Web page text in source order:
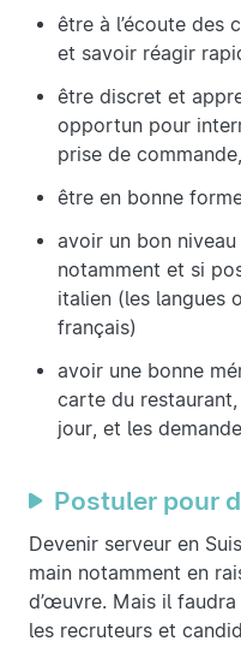
être à l’écoute des
et savoir réagir
être discret et
opportun pour
prise de
être en bonne
avoir un bon
notamment et si
italien (les langues
français)
avoir une bonne
carte du
jour, et les
Postuler pour
Devenir serveur en
main notamment en
d’œuvre. Mais il faudra
les recruteurs et